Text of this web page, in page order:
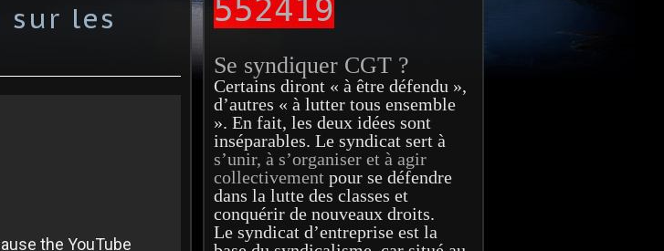
sur les
552419
Se syndiquer CGT ?
Certains diront « à être défendu »,
d’autres « à lutter tous ensemble
». En fait, les deux idées sont
inséparables. Le syndicat sert à
s’unir, à s’organiser et à agir
collectivement pour se défendre
dans la lutte des classes et
conquérir de nouveaux droits.
Le syndicat d’entreprise est la